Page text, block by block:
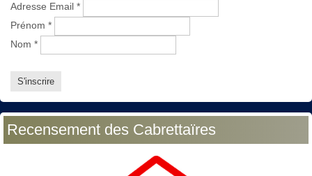
Adresse Email *
Prénom *
Nom *
Recensement des Cabrettaïres